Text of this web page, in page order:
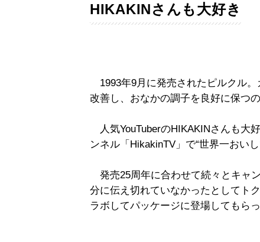
HIKAKINさんも大好き
1993年9月に発売されたピルクル
改善し、おなかの調子を良好に保つ
人気YouTuberのHIKAKINさんも大
ンネル「HikakinTV」で“世界一おい
発売25周年に合わせて続々とキャ
分に伝え切れていなかったとしてト
ラボしてパッケージに登場してもらっ